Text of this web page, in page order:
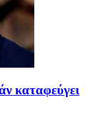
καταφεύγει